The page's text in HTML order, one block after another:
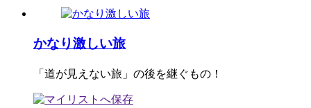
かなり激しい旅
「道が見えない旅」の後を継ぐもの！